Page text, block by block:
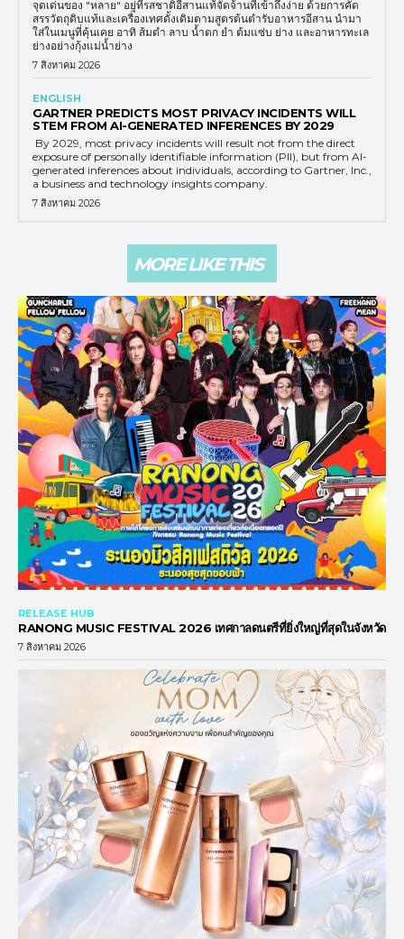
จุดเด่นของ "หลาย" อยู่ที่รสชาติอีสานแท้จัดจ้านที่เข้าถึงง่าย ด้วยการคัด
สรรวัตถุดิบแท้และเครื่องเทศดั้งเดิมตามสูตรต้นตำรับอาหารอีสาน นำมา
ใส่ในเมนูที่คุ้นเคย อาทิ ส้มตำ ลาบ น้ำตก ยำ ต้มแซ่บ ย่าง และอาหารทะเล
ย่างอย่างกุ้งแม่น้ำย่าง
7 สิงหาคม 2026
ENGLISH
GARTNER PREDICTS MOST PRIVACY INCIDENTS WILL
STEM FROM AI-GENERATED INFERENCES BY 2029
By 2029, most privacy incidents will result not from the direct
exposure of personally identifiable information (PII), but from AI-
generated inferences about individuals, according to Gartner, Inc.,
a business and technology insights company.
7 สิงหาคม 2026
MORE LIKE THIS
RELEASE HUB
RANONG MUSIC FESTIVAL 2026 เทศกาลดนตรีที่ยิ่งใหญ่ที่สุดในจังหวัด
7 สิงหาคม 2026